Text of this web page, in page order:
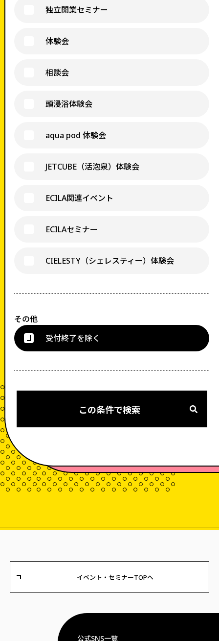
独立開業セミナー
体験会
相談会
頭浸浴体験会
aqua pod 体験会
JETCUBE（活泡泉）体験会
ECILA関連イベント
ECILAセミナー
CIELESTY（シェレスティー）体験会
その他
受付終了を除く
この条件で検索
イベント・セミナーTOPへ
公式SNS一覧